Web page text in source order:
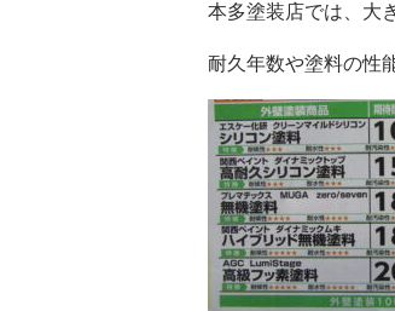
本多塗装店では、大
耐久年数や塗料の性